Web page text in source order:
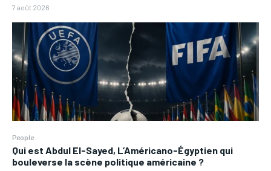
7 août 2026
People
Qui est Abdul El-Sayed, L’Américano-Égyptien qui
bouleverse la scène politique américaine ?